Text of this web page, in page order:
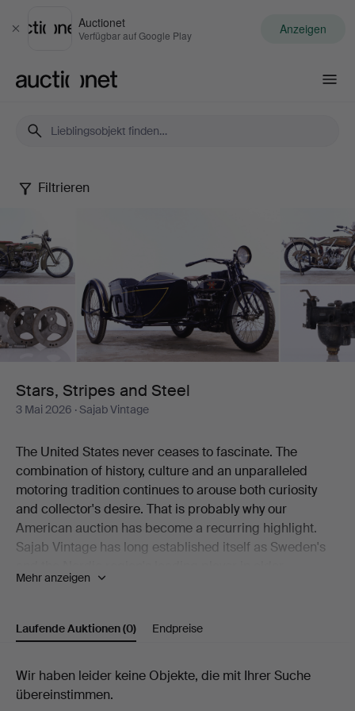
Schließen
Auctionet
Verfügbar auf Google Play Anzeigen
Stars,
Stripes
and
Steel
Filtrieren
Stars, Stripes and Steel
3 Mai 2026 · Sajab Vintage
The United States never ceases to fascinate. The
combination of history, culture and an unparalleled
motoring tradition continues to arouse both curiosity
and collector's desire. That is probably why our
American auction has become a recurring highlight.
Sajab Vintage has long established itself as Sweden's
American motorcycles and classic vehicles. Twice a
Stripes and Steel. Simply an auction for those who like
American.
Before each auction it is impossible to fully predict what
will come in. This time the focus has fallen on three
Mehr anzeigen
Laufende Auktionen(0) Endpreise
Laufende
Wir haben leider keine Objekte, die mit Ihrer Suche
übereinstimmen.